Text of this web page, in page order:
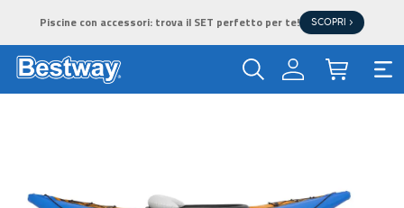
Piscine con accessori: trova il SET perfetto per te! SCOPRI >